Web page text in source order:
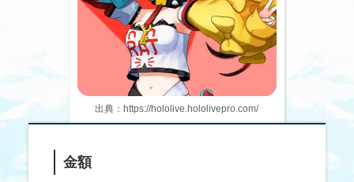
出典：https://hololive.hololivepro.com/
金額